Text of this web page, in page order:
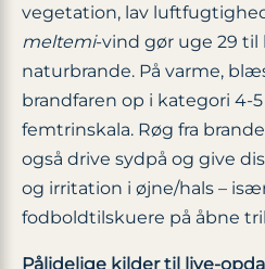
vegetation, lav
meltemi-vind gør uge 29
naturbrande. På varme,
brandfaren op i kategori 4-
femtrinskala. Røg fra
også drive sydpå og give
og irritation i øjne/hals –
fodboldtilskuere på åbne
Pålidelige kilder til live-